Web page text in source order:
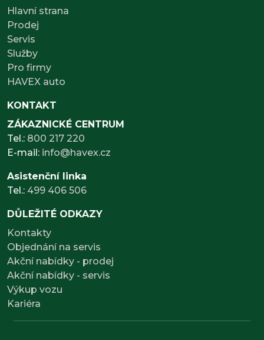
Hlavní strana
Prodej
Servis
Služby
Pro firmy
HAVEX auto
KONTAKT
ZÁKAZNICKÉ CENTRUM
Tel.: 800 217 220
E-mail: info@havex.cz
Asistenční linka
Tel.: 499 406 506
DŮLEŽITÉ ODKAZY
Kontakty
Objednání na servis
Akční nabídky - prodej
Akční nabídky - servis
Výkup vozu
Kariéra